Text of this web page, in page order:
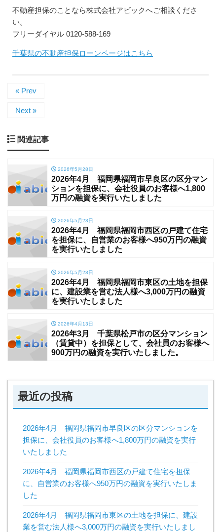
不動産担保のことなら株式会社アビックへご相談くださ
い。
フリーダイヤル 0120-588-169
千葉県の不動産担保ローンページはこちら
« Prev
Next »
関連記事
2026年5月28日
2026年4月 福岡県福岡市早良区の区分マン
ションを担保に、会社役員のお客様へ1,800
万円の融資を実行いたしました
2026年5月28日
2026年4月 福岡県福岡市西区の戸建て住宅
を担保に、自営業のお客様へ950万円の融資
を実行いたしました
2026年5月28日
2026年4月 福岡県福岡市東区の土地を担保
に、建設業を営む法人様へ3,000万円の融資
を実行いたしました
2026年4月13日
2026年3月 千葉県松戸市の区分マンション
（賃貸中）を担保として、会社員のお客様へ
900万円の融資を実行いたしました。
最近の投稿
2026年4月 福岡県福岡市早良区の区分マンションを
担保に、会社役員のお客様へ1,800万円の融資を実行
いたしました
2026年4月 福岡県福岡市西区の戸建て住宅を担保
に、自営業のお客様へ950万円の融資を実行いたしま
した
2026年4月 福岡県福岡市東区の土地を担保に、建設
業を営む法人様へ3,000万円の融資を実行いたしまし